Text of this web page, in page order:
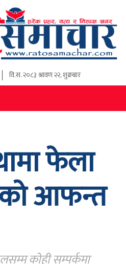
वि.स.२०८३ श्रावण २२, शुक्रबार
फेला
आफन्त